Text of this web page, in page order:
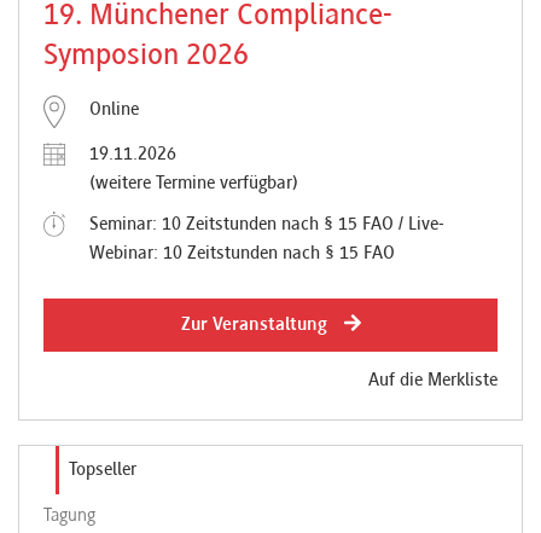
19. Münchener Compliance-
Symposion 2026
Online
19.11.2026
(weitere Termine verfügbar)
Seminar: 10 Zeitstunden nach § 15 FAO / Live-
Webinar: 10 Zeitstunden nach § 15 FAO
Zur Veranstaltung
Auf die Merkliste
Topseller
Tagung